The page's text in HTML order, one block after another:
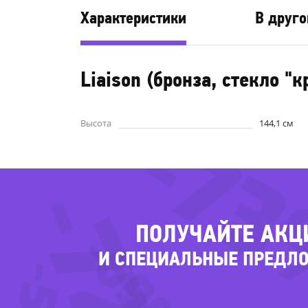
Характеристики В
Liaison (бронза, стекло
Высота 144,1 см
ПОЛУЧАЙТЕ
И СПЕЦИАЛЬНЫЕ
-